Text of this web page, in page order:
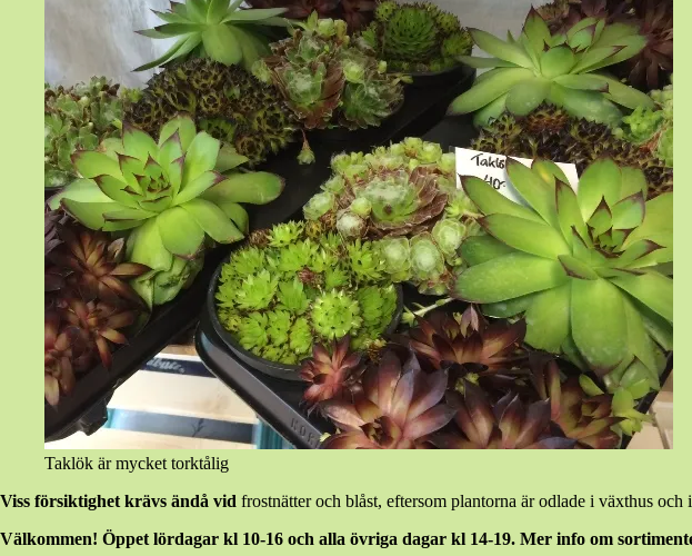
Taklök är mycket torktålig
Viss försiktighet krävs ändå vid frostnätter och blåst, eftersom plantorna är odlade i växthus
Välkommen! Öppet lördagar kl 10-16 och alla övriga dagar kl 14-19. Mer info om